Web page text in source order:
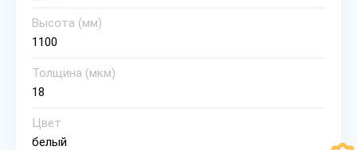
Высота (мм)
1100
Толщина (мкм)
18
Цвет
белый